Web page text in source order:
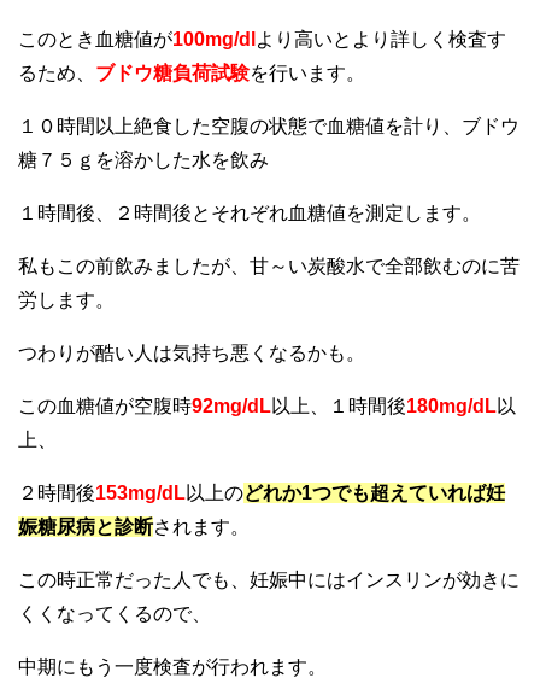
このとき血糖値が100mg/dl より高いとより詳しく検査す
るため、 ブドウ糖負荷試験を行います。
１０時間以上絶食した空腹の状態で血糖値を計り、ブドウ
糖７５ｇを溶かした水を飲み
１時間後、２時間後とそれぞれ血糖値を測定します。
私もこの前飲みましたが、甘～い炭酸水で全部飲むのに苦
労します。
つわりが酷い人は気持ち悪くなるかも。
この血糖値が空腹時92mg/dL以上、１時間後180mg/dL以
上、
２時間後153mg/dL以上のどれか1つでも超えていれば妊
娠糖尿病と診断されます。
この時正常だった人でも、妊娠中にはインスリンが効きに
くくなってくるので、
中期にもう一度検査が行われます。